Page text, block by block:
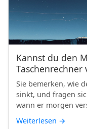
Kannst du den
Taschenrechner
Sie bemerken, wie
sinkt, und fragen
wann er morgen
Weiterlesen →